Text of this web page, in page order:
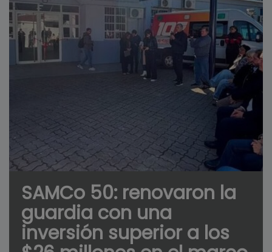
SAMCo 50: renovaron la
guardia con una
inversión superior a los